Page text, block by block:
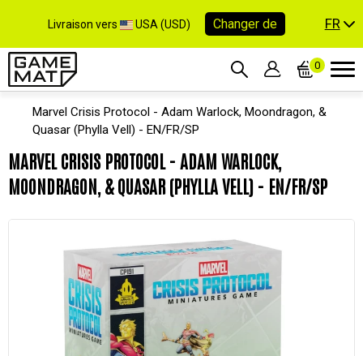
Livraison vers USA (USD) Changer de FR
0
Marvel Crisis Protocol - Adam Warlock, Moondragon, &
Quasar (Phylla Vell) - EN/FR/SP
MARVEL CRISIS PROTOCOL - ADAM WARLOCK,
MOONDRAGON, & QUASAR (PHYLLA VELL) - EN/FR/SP